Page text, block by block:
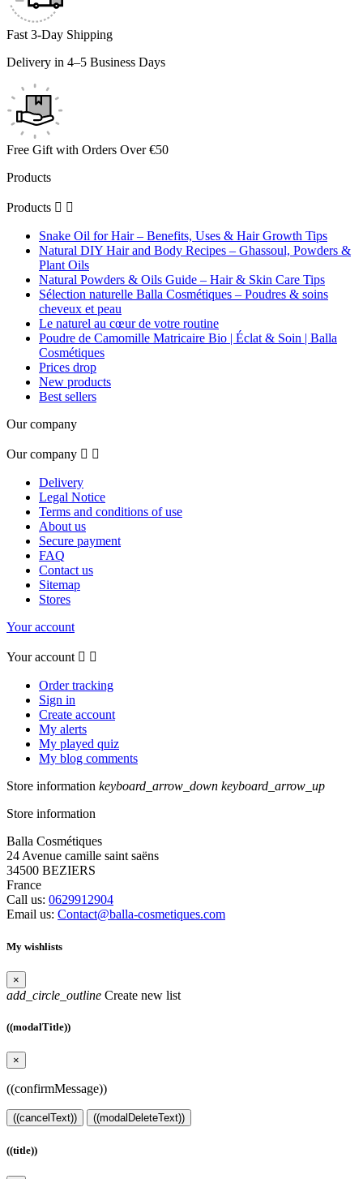
Fast 3-Day Shipping
Delivery in 4–5 Business Days
Free Gift with Orders Over €50
Products
Products  
Snake Oil for Hair – Benefits, Uses & Hair Growth Tips
Natural DIY Hair and Body Recipes – Ghassoul, Powders &
Plant Oils
Natural Powders & Oils Guide – Hair & Skin Care Tips
Sélection naturelle Balla Cosmétiques – Poudres & soins
cheveux et peau
Le naturel au cœur de votre routine
Poudre de Camomille Matricaire Bio | Éclat & Soin | Balla
Cosmétiques
Prices drop
New products
Best sellers
Our company
Our company  
Delivery
Legal Notice
Terms and conditions of use
About us
Secure payment
FAQ
Contact us
Sitemap
Stores
Your account
Your account  
Order tracking
Sign in
Create account
My alerts
My played quiz
My blog comments
Store information keyboard_arrow_down keyboard_arrow_up
Store information
Balla Cosmétiques
24 Avenue camille saint saëns
34500 BEZIERS
France
Call us: 0629912904
Email us: Contact@balla-cosmetiques.com
My wishlists
×
add_circle_outline Create new list
((modalTitle))
×
((confirmMessage))
((cancelText)) ((modalDeleteText))
((title))